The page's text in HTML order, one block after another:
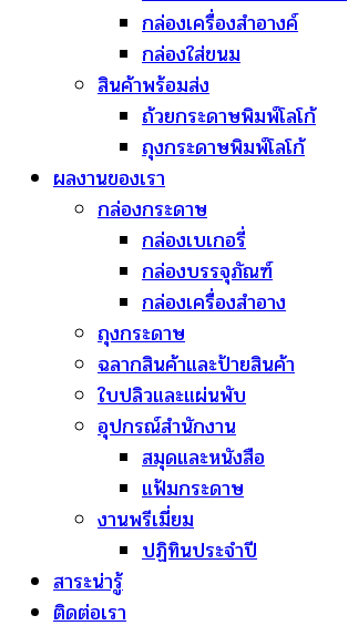
กล่องเครื่องสำอางค์
กล่องใส่ขนม
สินค้าพร้อมส่ง
ถ้วยกระดาษพิมพ์โลโก้
ถุงกระดาษพิมพ์โลโก้
ผลงานของเรา
กล่องกระดาษ
กล่องเบเกอรี่
กล่องบรรจุภัณฑ์
กล่องเครื่องสำอาง
ถุงกระดาษ
ฉลากสินค้าและป้ายสินค้า
ใบปลิวและแผ่นพับ
อุปกรณ์สำนักงาน
สมุดและหนังสือ
แฟ้มกระดาษ
งานพรีเมี่ยม
ปฏิทินประจำปี
สาระน่ารู้
ติดต่อเรา